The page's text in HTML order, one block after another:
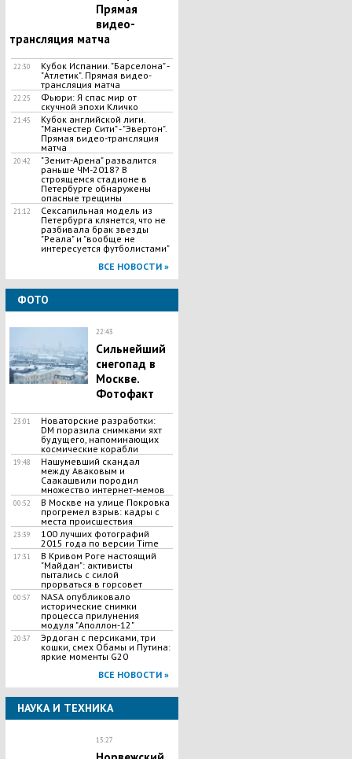
Прямая
видео-
трансляция матча
22:30
Кубок Испании. "Барселона" -
"Атлетик". Прямая видео-
трансляция матча
22:25
Фьюри: Я спас мир от
скучной эпохи Кличко
21:45
Кубок английской лиги.
"Манчестер Сити" - "Эвертон".
Прямая видео-трансляция
матча
20:42
"Зенит-Арена" развалится
раньше ЧМ-2018? В
строящемся стадионе в
Петербурге обнаружены
опасные трещины
21:12
Сексапильная модель из
Петербурга клянется, что не
разбивала брак звезды
"Реала" и "вообще не
интересуется футболистами"
ВСЕ НОВОСТИ »
ФОТО
22:43
Сильнейший
снегопад в
Москве.
Фотофакт
23:01
Новаторские разработки:
DM поразила снимками яхт
будущего, напоминающих
космические корабли
19:48
Нашумевший скандал
между Аваковым и
Саакашвили породил
множество интернет-мемов
00:52
В Москве на улице Покровка
прогремел взрыв: кадры с
места происшествия
23:39
100 лучших фотографий
2015 года по версии Time
17:31
В Кривом Роге настоящий
"Майдан": активисты
пытались с силой
прорваться в горсовет
00:57
NASA опубликовало
исторические снимки
процесса прилунения
модуля "Аполлон-12"
20:37
Эрдоган с персиками, три
кошки, смех Обамы и Путина:
яркие моменты G20
ВСЕ НОВОСТИ »
НАУКА И ТЕХНИКА
15:27